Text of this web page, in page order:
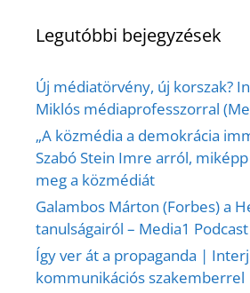
Legutóbbi bejegyzések
Új médiatörvény, új korszak?
Miklós médiaprofesszorral
„A közmédia a demokrácia
Szabó Stein Imre arról,
meg a közmédiát
Galambos Márton (Forbes) a
tanulságairól – Media1 Podcast
Így ver át a propaganda |
kommunikációs szakemberrel